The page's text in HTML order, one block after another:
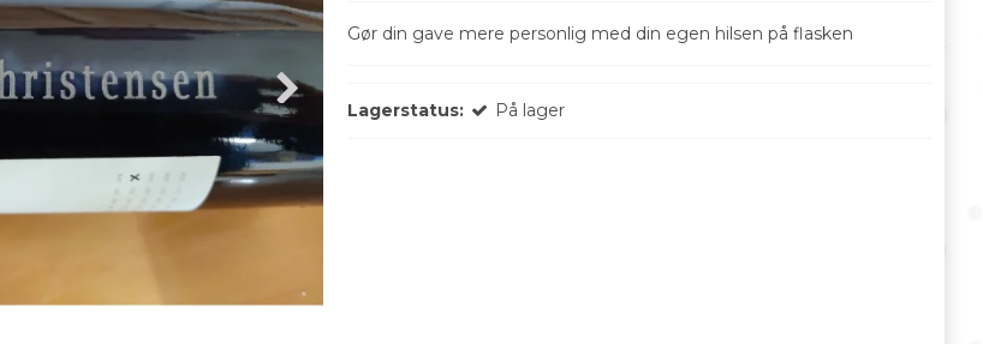
Gør din gave mere personlig med din egen hilsen på flasken
Lagerstatus: På lager